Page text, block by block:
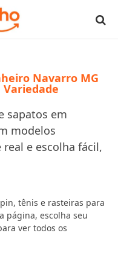
Navarro MG
sapatos em
modelos
e escolha fácil,
tênis e rasteiras para
página, escolha seu
ver todos os